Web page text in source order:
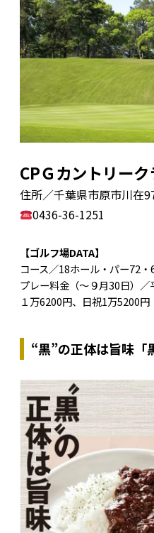
CPＧカントリーク
住所／千葉県市原市川在
0436-36-1251
【ゴルフ場DATA】
コース／18ホール・パー72
プレー料金（～９月30日）
１万6200円、日祝1万5200円
“黒”の正体は旨味「